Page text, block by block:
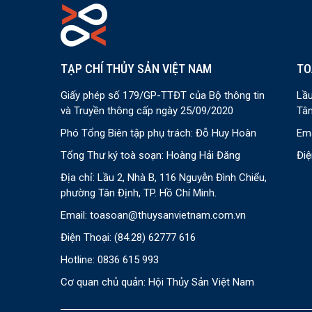
TẠP CHÍ THỦY SẢN VIỆT NAM
Giấy phép số 179/GP-TTĐT của Bộ thông tin
và Truyền thông cấp ngày 25/09/2020
Phó Tổng Biên tập phụ trách: Đỗ Huy Hoàn
Tổng Thư ký toà soạn: Hoàng Hải Đăng
Địa chỉ: Lầu 2, Nhà B, 116 Nguyễn Đình Chiểu,
phường Tân Định, TP. Hồ Chí Minh.
Email: toasoan@thuysanvietnam.com.vn
Điện Thoại: (84.28) 62777 616
Hotline: 0836 615 993
Cơ quan chủ quản: Hội Thủy Sản Việt Nam